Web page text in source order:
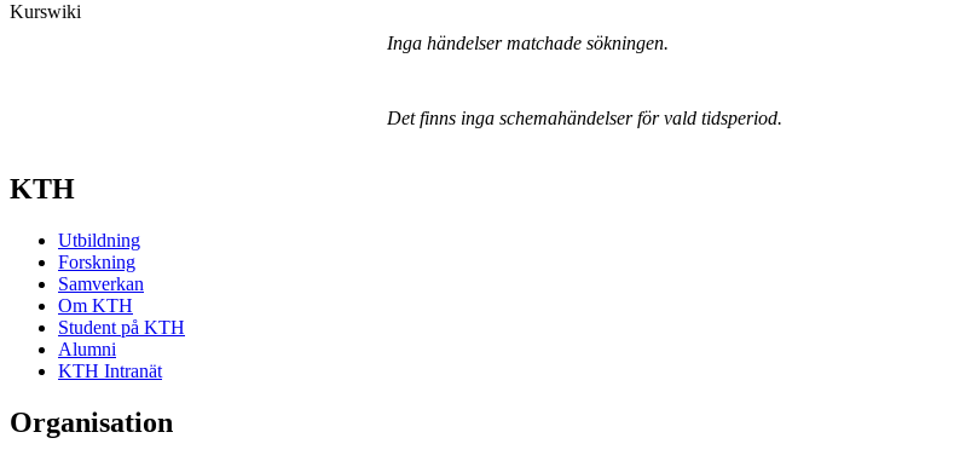
Inga händelser matchade sökningen.
Det finns inga schemahändelser för vald tidsperiod.
Kurswiki
KTH
Utbildning
Forskning
Samverkan
Om KTH
Student på KTH
Alumni
KTH Intranät
Organisation